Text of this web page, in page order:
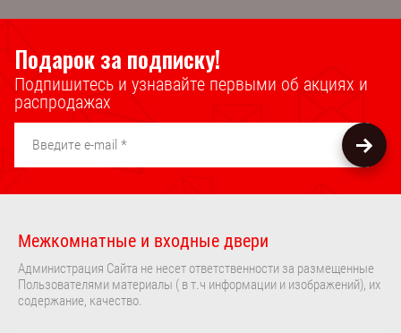
Подарок за подписку!
Подпишитесь и узнавайте первыми об акциях и
распродажах
Межкомнатные и входные двери
Администрация Сайта не несет ответственности за размещенные
Пользователями материалы ( в т.ч информации и изображений), их
содержание, качество.